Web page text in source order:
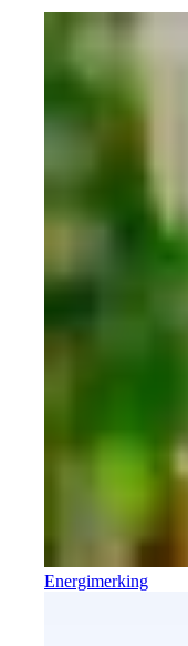
Energimerking